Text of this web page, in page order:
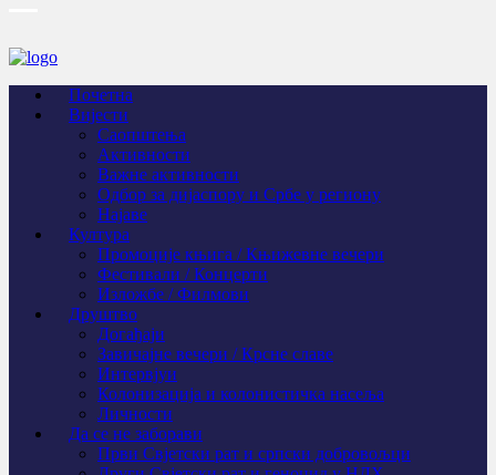
Почетна
Вијести
Саопштења
Активности
Важне активности
Одбор за дијаспору и Србе у региону
Најаве
Култура
Промоције књига / Књижевне вечери
Фестивали / Концерти
Изложбе / Филмови
Друштво
Догађаји
Завичајне вечери / Крсне славе
Интервјуи
Колонизација и колонистичка насеља
Личности
Да се не заборави
Први Свјeтски рат и српски добровољци